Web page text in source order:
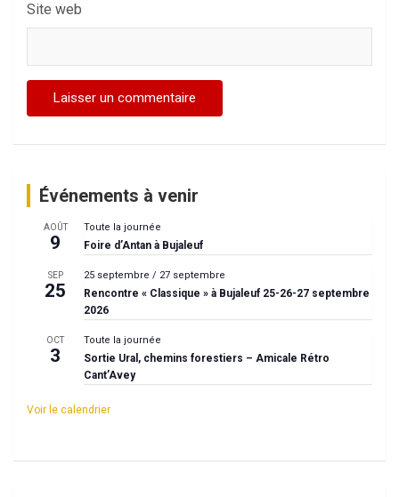
Site web
Événements à venir
AOÛT
9
Toute la journée
Foire d’Antan à Bujaleuf
SEP
25
25 septembre / 27 septembre
Rencontre « Classique » à Bujaleuf 25-26-27 septembre
2026
OCT
3
Toute la journée
Sortie Ural, chemins forestiers – Amicale Rétro
Cant’Avey
Voir le calendrier